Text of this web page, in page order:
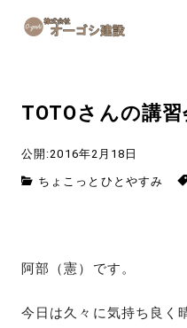
手しごと
TOTOさんの講習
公開:2016年2月18日
ちょこっとひとやすみ
阿部（憲）です。
今日は久々に気持ち良く